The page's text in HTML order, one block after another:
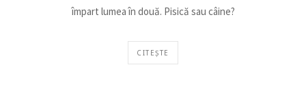
împart lumea în două. Pisică sau câine?
CITEȘTE